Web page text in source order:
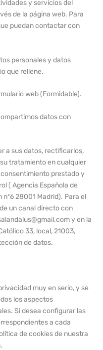
y servicios del
de la página web. Para
puedan contactar con
personales y datos
que rellene.
web (Formidable).
datos con
a sus datos, rectificarlos,
tratamiento en cualquier
prestado y
( Agencia Española de
28001 Madrid). Para el
un canal directo con
y en la
33, local, 21003,
de datos.
muy en serio, y se
los aspectos
Si desea configurar las
a cada
de cookies de nuestra